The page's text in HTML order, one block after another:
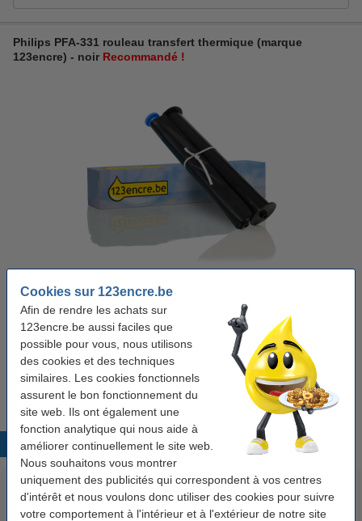
Cookies sur 123encre.be
Afin de rendre les achats sur
123encre.be aussi faciles que
possible pour vous, nous utilisons
des cookies et des techniques
similaires. Les cookies fonctionnels
assurent le bon fonctionnement du
site web. Ils ont également une
fonction analytique qui nous aide à
améliorer continuellement le site web.
Nous souhaitons vous montrer
uniquement des publicités qui correspondent à vos centres
d'intérêt et nous voulons donc utiliser des cookies pour suivre
votre comportement à l'intérieur et à l'extérieur de notre site
Philips PFA-331 rouleau transfert thermique (marque
123encre) - noir Recommandé !
Voir les spécifications et la description
Économisez jusqu'à
45%
sur votre ruban encreur !
En stock
12,50 € Commander
Produits populaires